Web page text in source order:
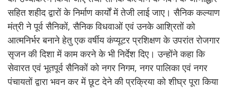
सहित शहीद द्वारों के निर्माण कार्यों में तेजी लाई जाए। सैनिक कल्याण
मंत्री ने पूर्व सैनिकों, सैनिक विधवाओं एवं उनके आश्रितों को
आत्मनिर्भर बनाने हेतु एक वर्षीय कंप्यूटर प्रशिक्षण के उपरांत रोजगार
सृजन की दिशा में काम करने के भी निर्देश दिए। उन्होंने कहा कि
सेवारत एवं भूतपूर्व सैनिकों को नगर निगम, नगर पालिका एवं नगर
पंचायतों द्वारा भवन कर में छूट देने की प्रक्रिया को शीघ्र पूरा किया